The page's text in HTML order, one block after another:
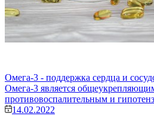
Омега-3 - поддержка сердца и
Омега-3 является
противовоспалительным и
14.02.2022